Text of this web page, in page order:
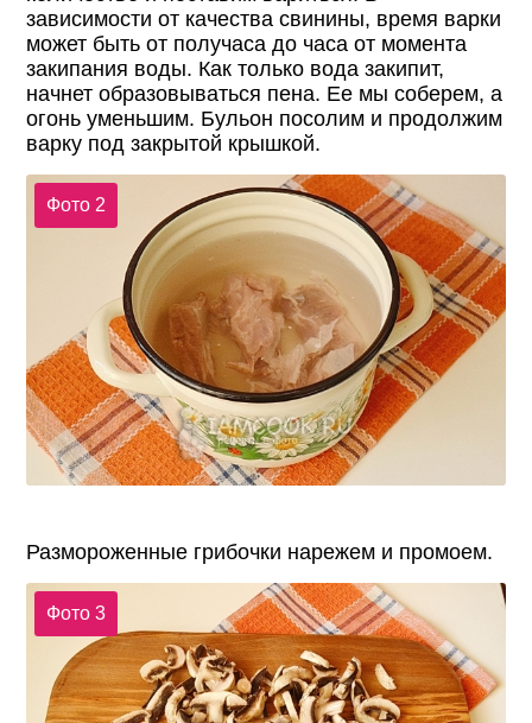
зависимости от качества свинины, время варки
может быть от получаса до часа от момента
закипания воды. Как только вода закипит,
начнет образовываться пена. Ее мы соберем, а
огонь уменьшим. Бульон посолим и продолжим
варку под закрытой крышкой.
Фото 2
Размороженные грибочки нарежем и промоем.
Фото 3